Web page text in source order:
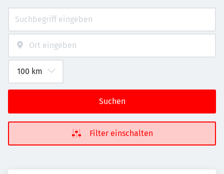
Suchen
Filter einschalten